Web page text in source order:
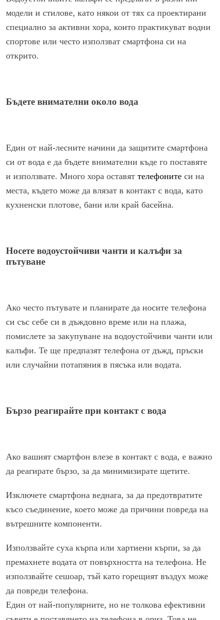
модели и стилове, като някои от тях са проектирани
специално за активни хора, които практикуват водни
спортове или често използват смартфона си на
открито.
Бъдете внимателни около вода
Един от най-лесните начини да защитите смартфона
си от вода е да бъдете внимателни къде го поставяте
и използвате. Много хора оставят телефоните си на
места, където може да влязат в контакт с вода, като
кухненски плотове, бани или край басейна.
Носете водоустойчиви чанти и калъфи за
пътуване
Ако често пътувате и планирате да носите телефона
си със себе си в дъждовно време или на плажа,
помислете за закупуване на водоустойчиви чанти или
калъфи. Те ще предпазят телефона от дъжд, пръски
или случайни потапяния в пясъка или водата.
Бързо реагирайте при контакт с вода
Ако вашият смартфон влезе в контакт с вода, е важно
да реагирате бързо, за да минимизирате щетите.
Изключете смартфона веднага, за да предотвратите
късо съединение, което може да причини повреда на
вътрешните компоненти.
Използвайте суха кърпа или хартиени кърпи, за да
премахнете водата от повърхността на телефона. Не
използвайте сешоар, тъй като горещият въздух може
да повреди телефона.
Един от най-популярните, но не толкова ефективни